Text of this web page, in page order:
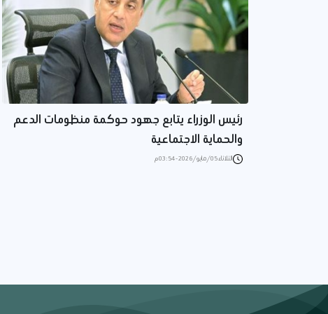
رئيس الوزراء يتابع جهود حوكمة منظومات الدعم
والحماية الاجتماعية
الثلاثاء 05/مايو/2026 - 03:54 م